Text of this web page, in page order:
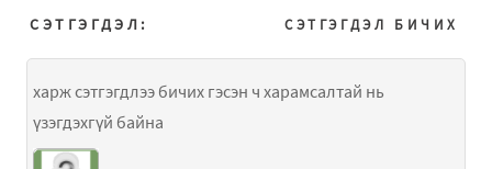
СЭТГЭГДЭЛ БИЧИХ
СЭТГЭГДЭЛ:
харж сэтгэгдлээ бичих гэсэн ч харамсалтай нь
үзэгдэхгүй байна